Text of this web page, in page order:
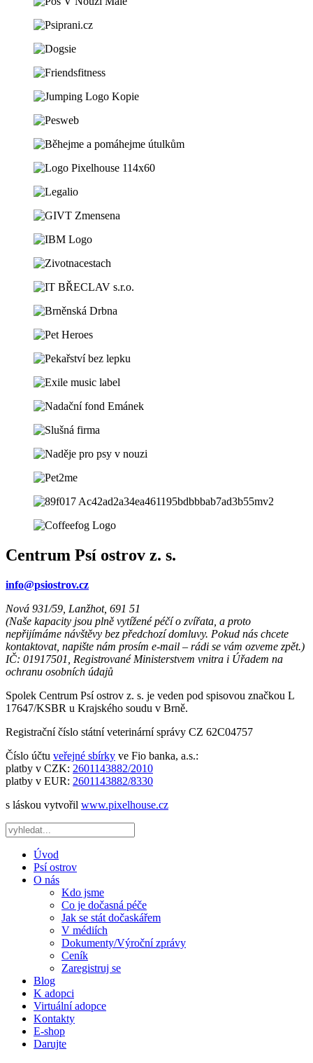
Centrum Psí ostrov z. s.
info@psiostrov.cz
Nová 931/59, Lanžhot, 691 51
(Naše kapacity jsou plně vytížené péčí o zvířata, a proto
nepřijímáme návštěvy bez předchozí domluvy. Pokud nás chcete
kontaktovat, napište nám prosím e-mail – rádi se vám ozveme zpět.)
IČ: 01917501, Registrované Ministerstvem vnitra i Úřadem na
ochranu osobních údajů
Spolek Centrum Psí ostrov z. s. je veden pod spisovou značkou L
17647/KSBR u Krajského soudu v Brně.
Registrační číslo státní veterinární správy CZ 62C04757
Číslo účtu veřejné sbírky ve Fio banka, a.s.:
platby v CZK: 2601143882/2010
platby v EUR: 2601143882/8330
s láskou vytvořil www.pixelhouse.cz
Úvod
Psí ostrov
O nás
Kdo jsme
Co je dočasná péče
Jak se stát dočaskářem
V médiích
Dokumenty/Výroční zprávy
Ceník
Zaregistruj se
Blog
K adopci
Virtuální adopce
Kontakty
E-shop
Darujte